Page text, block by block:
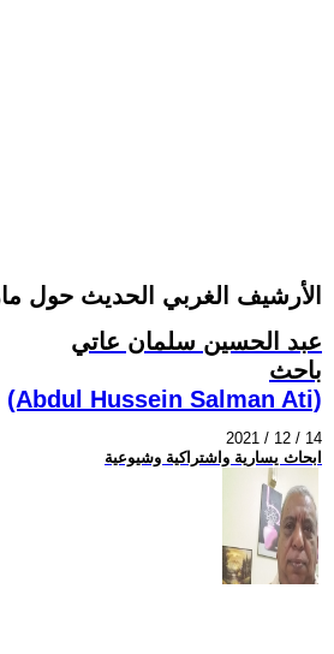
الأرشيف الغربي الحديث حول
عبد الحسين سلمان عاتي
باحث
(Abdul Hussein Salman Ati)
2021 / 12 / 14
ابحاث يسارية واشتراكية وشيوعية